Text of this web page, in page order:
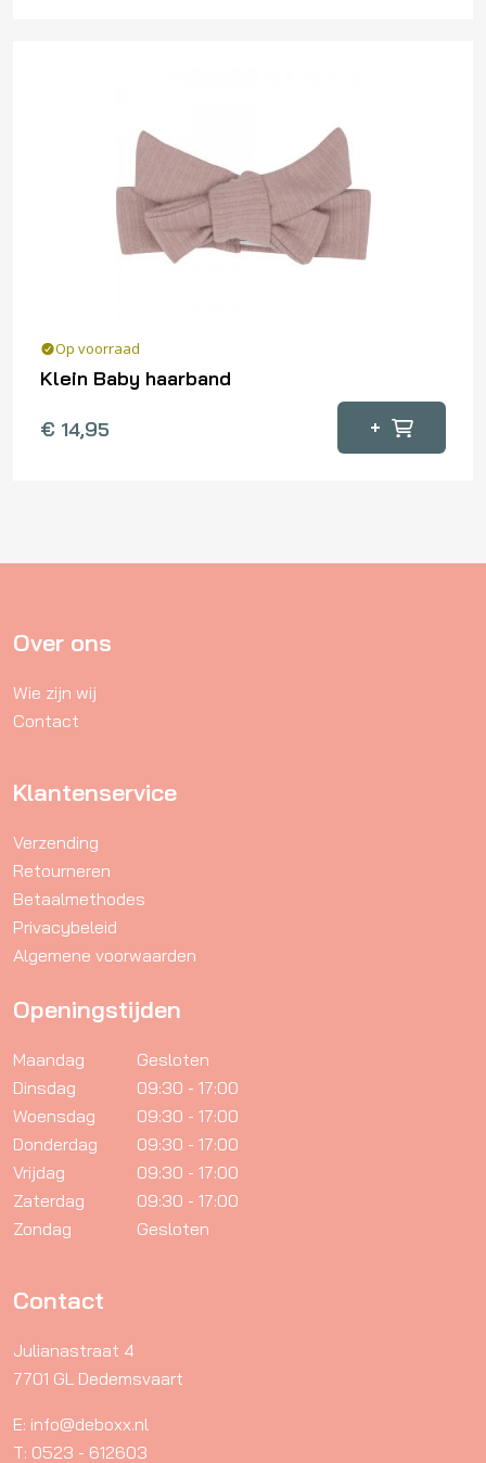
Op voorraad
Klein Baby haarband
€ 14,95 +
product
gekozen
op
de
Over ons
Wie zijn wij
Contact
Klantenservice
Verzending
Retourneren
Betaalmethodes
Privacybeleid
Algemene voorwaarden
Openingstijden
Maandag
Gesloten
Dinsdag
09:30 - 17:00
Woensdag
09:30 - 17:00
Donderdag
09:30 - 17:00
Vrijdag
09:30 - 17:00
Zaterdag
09:30 - 17:00
Zondag
Gesloten
Contact
Julianastraat 4
7701 GL Dedemsvaart
E: info@deboxx.nl
T: 0523 - 612603